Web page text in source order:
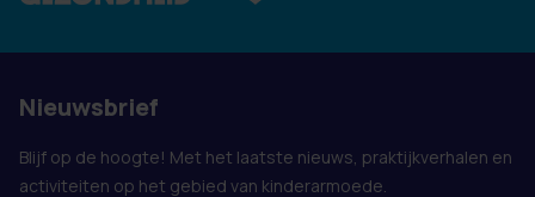
Nieuwsbrief
Blijf op de hoogte! Met het laatste nieuws, praktijkverhalen en
activiteiten op het gebied van kinderarmoede.